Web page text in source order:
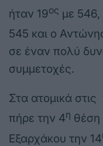
ήταν 19ος με 546,
545 και ο
σε έναν πολύ
συμμετοχές.
Στα ατομικά
πήρε την 4η θέση
Εξαρχάκου την 14